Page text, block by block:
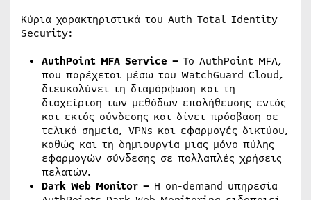
Κύρια χαρακτηριστικά του Auth Total Identity
Security:
AuthPoint MFA Service – Το AuthPoint MFA,
που παρέχεται μέσω του WatchGuard Cloud,
διευκολύνει τη διαμόρφωση και τη
διαχείριση των μεθόδων επαλήθευσης εντός
και εκτός σύνδεσης και δίνει πρόσβαση σε
τελικά σημεία, VPNs και εφαρμογές δικτύου,
καθώς και τη δημιουργία μιας μόνο πύλης
εφαρμογών σύνδεσης σε πολλαπλές χρήσεις
πελατών.
Dark Web Monitor – Η on-demand υπηρεσία